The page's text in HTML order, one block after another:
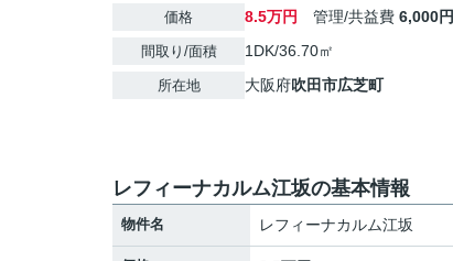
価格 8.5万円 管理/共益費 6,000円
間取り/面積 1DK/36.70㎡
所在地 大阪府吹田市広芝町
レフィーナカルム江坂の基本情報
物件名 レフィーナカルム江坂